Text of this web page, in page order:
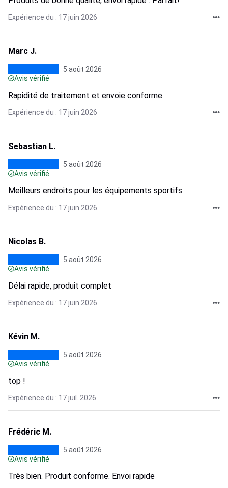
Expérience du : 17 juin 2026
Marc J.
5 août 2026
Avis vérifié
Rapidité de traitement et envoie conforme
Expérience du : 17 juin 2026
Sebastian L.
5 août 2026
Avis vérifié
Meilleurs endroits pour les équipements sportifs
Expérience du : 17 juin 2026
Nicolas B.
5 août 2026
Avis vérifié
Délai rapide, produit complet
Expérience du : 17 juin 2026
Kévin M.
5 août 2026
Avis vérifié
top !
Expérience du : 17 juil. 2026
Frédéric M.
5 août 2026
Avis vérifié
Très bien. Produit conforme. Envoi rapide